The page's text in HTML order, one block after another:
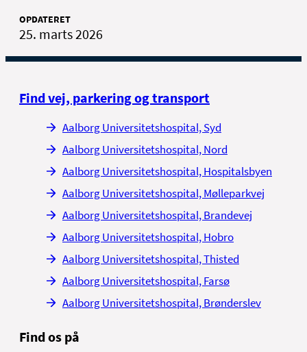
OPDATERET
25. marts 2026
Find vej, parkering og transport
Aalborg Universitetshospital, Syd
Aalborg Universitetshospital, Nord
Aalborg Universitetshospital, Hospitalsbyen
Aalborg Universitetshospital, Mølleparkvej
Aalborg Universitetshospital, Brandevej
Aalborg Universitetshospital, Hobro
Aalborg Universitetshospital, Thisted
Aalborg Universitetshospital, Farsø
Aalborg Universitetshospital, Brønderslev
Find os på